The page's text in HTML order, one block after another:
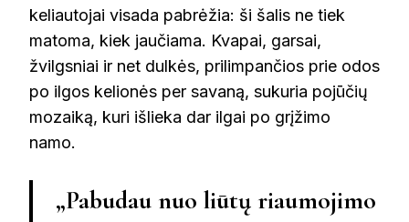
keliautojai visada pabrėžia: ši šalis ne tiek
matoma, kiek jaučiama. Kvapai, garsai,
žvilgsniai ir net dulkės, prilimpančios prie odos
po ilgos kelionės per savaną, sukuria pojūčių
mozaiką, kuri išlieka dar ilgai po grįžimo
namo.
„Pabudau nuo liūtų riaumojimo